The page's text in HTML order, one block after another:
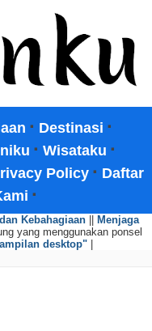
· Destinasi ·
· Wisataku ·
Policy · Daftar
·
Kebahagiaan
Menjaga
yang menggunakan ponsel
desktop"